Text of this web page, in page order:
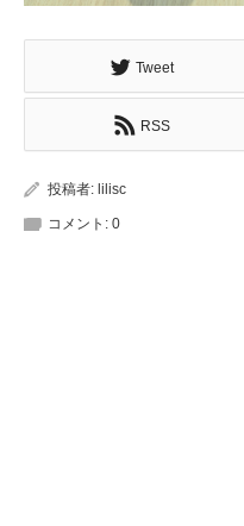
Tweet
RSS
投稿者: lilisc
コメント: 0